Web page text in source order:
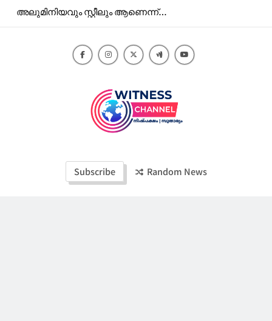
Skipഅലുമിനിയവും സ്റ്റീലും ആണെന്ന്
വഴിയോരക്കച്ചവടം തടഞ്ഞു.
Witness Channel
Subscribe Random News